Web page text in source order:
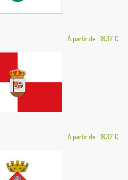
À partir de : 18,37 €
À partir de : 18,37 €